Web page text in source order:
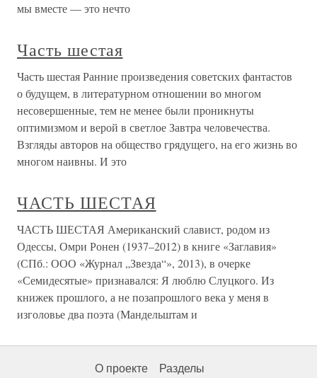
мы вместе — это нечто
Часть шестая
Часть шестая Ранние произведения советских фантастов
о будущем, в литературном отношении во многом
несовершенные, тем не менее были проникнуты
оптимизмом и верой в светлое Завтра человечества.
Взгляды авторов на общество грядущего, на его жизнь во
многом наивны. И это
ЧАСТЬ ШЕСТАЯ
ЧАСТЬ ШЕСТАЯ Американский славист, родом из
Одессы, Омри Ронен (1937–2012) в книге «Заглавия»
(СПб.: ООО «Журнал „Звезда“», 2013), в очерке
«Семидесятые» признавался: Я люблю Слуцкого. Из
книжек прошлого, а не позапрошлого века у меня в
изголовье два поэта (Мандельштам и
О проекте Разделы